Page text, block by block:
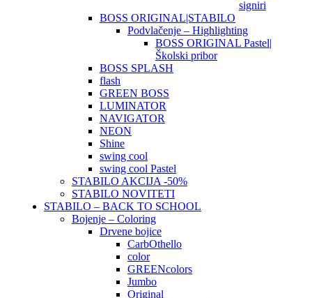
signiri
BOSS ORIGINAL|STABILO
Podvlačenje – Highlighting
BOSS ORIGINAL Pastel|
Školski pribor
BOSS SPLASH
flash
GREEN BOSS
LUMINATOR
NAVIGATOR
NEON
Shine
swing cool
swing cool Pastel
STABILO AKCIJA -50%
STABILO NOVITETI
STABILO – BACK TO SCHOOL
Bojenje – Coloring
Drvene bojice
CarbOthello
color
GREENcolors
Jumbo
Original